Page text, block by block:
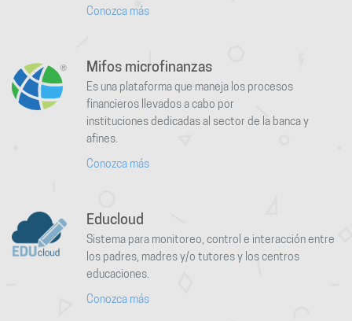
Conozca más
Mifos microfinanzas
Es una plataforma que maneja los procesos
financieros llevados a cabo por
instituciones dedicadas al sector de la banca y
afines.
Conozca más
Educloud
Sistema para monitoreo, control e interacción entre
los padres, madres y/o tutores y los centros
educaciones.
Conozca más